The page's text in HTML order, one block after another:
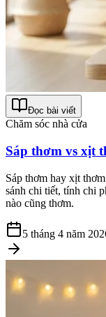
Đọc bài viết
Chăm sóc nhà cửa
Sáp thơm vs xịt
Sáp thơm hay xịt
sánh chi tiết, tính chi
nào cũng thơm.
5 tháng 4 năm